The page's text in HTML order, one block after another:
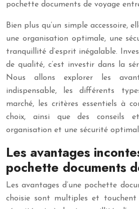
pochette documents de voyage
Bien plus qu’un simple accessoire,
une organisation optimale, une
tranquillité d’esprit inégalable.
de qualité, c’est investir dans la
Nous allons explorer les
indispensable, les différents
marché, les critères essentiels à
choix, ainsi que des conseils
organisation et une sécurité
Les avantages
pochette documents
Les avantages d’une pochette
choisie sont multiples et touchent